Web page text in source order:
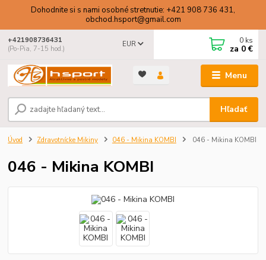
Dohodnite si s nami osobné stretnutie: +421 908 736 431,
obchod.hsport@gmail.com
Menu
EUR
Hľadať
+421908736431
(Po-Pia, 7-15 hod.)
0 ks
za 0 €
Úvod Zdravotnícke Mikiny 046 - Mikina KOMBI 046 - Mikina KOMBI
046 - Mikina KOMBI